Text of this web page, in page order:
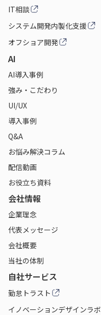
IT相談
システム開発内製化支援
オフショア開発
AI
AI導入事例
強み・こだわり
UI/UX
導入事例
Q&A
お悩み解決コラム
配信動画
お役立ち資料
会社情報
企業理念
代表メッセージ
会社概要
当社の体制
自社サービス
勤怠トラスト
イノベーションデザインラボ